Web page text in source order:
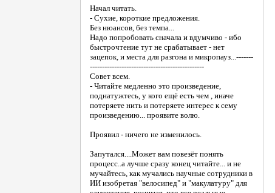
Начал читать.
- Сухие, короткие предложения.
Без нюансов, без темпа...
Надо попробовать сначала и вдумчиво - ибо
быстрочтение тут не срабатывает - нет
зацепок, и места для разгона и микропауз...-------
-----------------------------------------------
Совет всем.
- Читайте медленно это произведение,
поднатужтесь, у кого ещё есть чем , иначе
потеряете нить и потеряете интерес к сему
произведению... проявите волю.
Проявил - ничего не изменилось.
Запутался....Может вам повезёт понять
процесс..а лучше сразу конец читайте... и не
мучайтесь, как мучались научные сотрудники в
ИИ изобретая "велосипед" и "макулатуру" для